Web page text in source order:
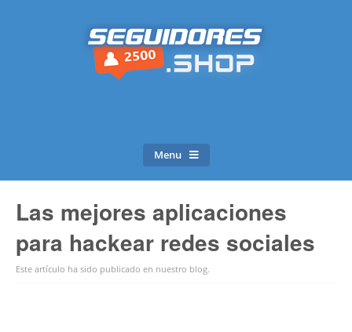
Menu
Las mejores aplicaciones
para hackear redes sociales
Este artículo ha sido publicado en nuestro blog.